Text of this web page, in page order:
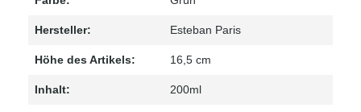
Hersteller: Esteban Paris
Höhe des Artikels: 16,5 cm
Inhalt: 200ml